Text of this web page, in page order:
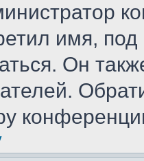
имя,
Он